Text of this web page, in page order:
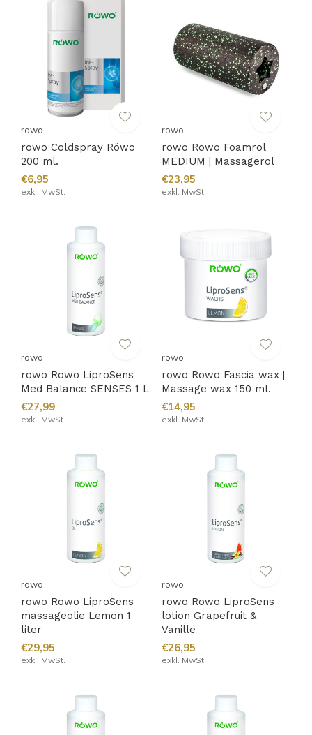
rowo
rowo Coldspray Röwo
200 ml.
€6,95
exkl. MwSt.
rowo
rowo Rowo Foamrol
MEDIUM | Massagerol
€23,95
exkl. MwSt.
rowo
rowo Rowo LiproSens
Med Balance SENSES 1 L
€27,99
exkl. MwSt.
rowo
rowo Rowo Fascia wax |
Massage wax 150 ml.
€14,95
exkl. MwSt.
rowo
rowo Rowo LiproSens
massageolie Lemon 1
liter
€29,95
exkl. MwSt.
rowo
rowo Rowo LiproSens
lotion Grapefruit &
Vanille
€26,95
exkl. MwSt.